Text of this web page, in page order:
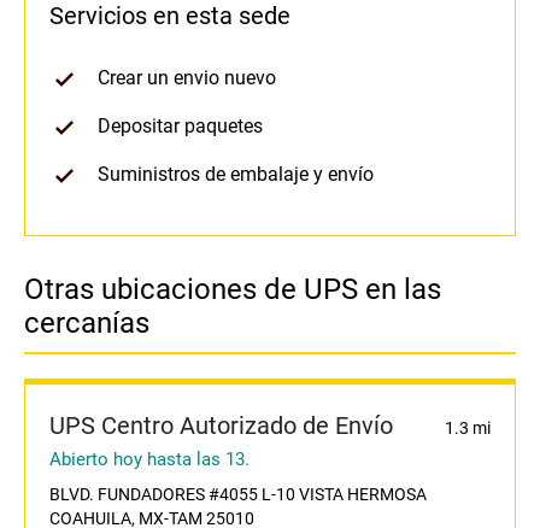
Servicios en esta sede
Crear un envio nuevo
Depositar paquetes
Suministros de embalaje y envío
Otras ubicaciones de UPS en las
cercanías
UPS Centro Autorizado de Envío 1.3 mi
Abierto hoy hasta las 13.
BLVD. FUNDADORES #4055 L-10 VISTA HERMOSA
COAHUILA, MX-TAM 25010